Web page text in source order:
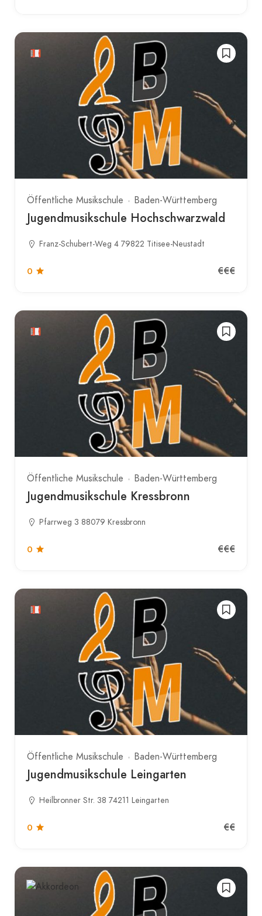
Öffentliche Musikschule Baden-Württemberg
Jugendmusikschule Hochschwarzwald
Franz-Schubert-Weg 4 79822 Titisee-Neustadt
0 €€€
Öffentliche Musikschule Baden-Württemberg
Jugendmusikschule Kressbronn
Pfarrweg 3 88079 Kressbronn
0 €€€
Öffentliche Musikschule Baden-Württemberg
Jugendmusikschule Leingarten
Heilbronner Str. 38 74211 Leingarten
0 €€